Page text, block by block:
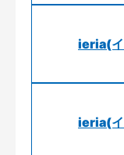
ieria(イ
ieria(イ